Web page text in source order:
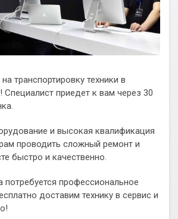
транспортировку техники в
Специалист приедет к вам через 30
и высокая квалификация
проводить сложный ремонт и
быстро и качественно.
потребуется профессиональное
доставим технику в сервис и